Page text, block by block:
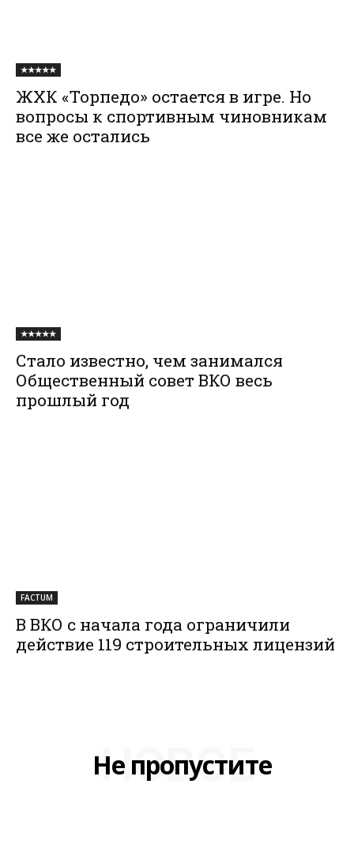
★★★★★
ЖХК «Торпедо» остается в игре. Но
вопросы к спортивным чиновникам
все же остались
★★★★★
Стало известно, чем занимался
Общественный совет ВКО весь
прошлый год
FACTUM
В ВКО с начала года ограничили
действие 119 строительных лицензий
Не пропустите
НОВОЕ